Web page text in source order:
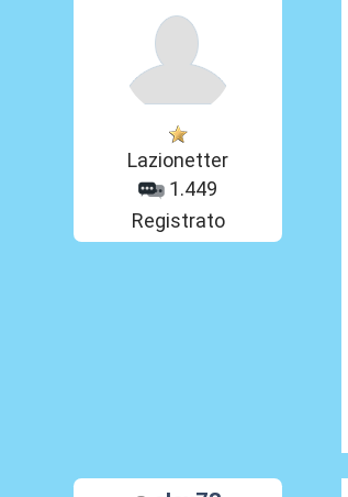
Lazionetter
1.449
Registrato